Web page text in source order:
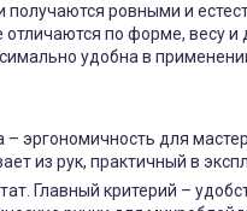
ровными и
по форме, весу
удобна в
– эргономичность для
из рук, практичный в
Главный критерий –